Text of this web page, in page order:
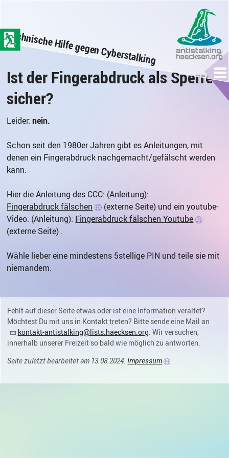
der
Seite
Technische Hilfe gegen Cyberstalking
Ist der Fingerabdruck als Sperre
sicher?
Leider:nein.
Schon seit den 1980er Jahren gibt es Anleitungen, mit
denen ein Fingerabdruck nachgemacht/gefälscht werden
kann.
Hier die Anleitung des CCC: (Anleitung):
Fingerabdruck fälschen
(externe Seite) und ein youtube-
Video: (Anleitung): Fingerabdruck fälschen Youtube
(externe Seite) .
Wähle lieber eine mindestens 5stellige PIN und teile sie mit
niemandem.
Fehlt auf dieser Seite etwas oder ist eine Information veraltet?
Möchtest Du mit uns in Kontakt treten? Bitte sende eine Mail an
kontakt-antistalking@lists.haecksen.org. Wir versuchen,
innerhalb unserer Freizeit so bald wie möglich zu antworten.
Seite zuletzt bearbeitet am 13.08.2024.Impressum